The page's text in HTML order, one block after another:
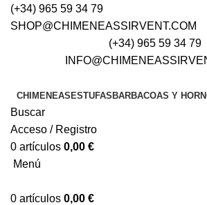
(+34) 965 59 34 79
SHOP@CHIMENEASSIRVENT.COM
(+34) 965 59 34 79
CHIMENEAS ESTUFAS BARBACOAS Y
Buscar
Acceso / Registro
0 artículos 0,00 €
Menú
0 artículos 0,00 €